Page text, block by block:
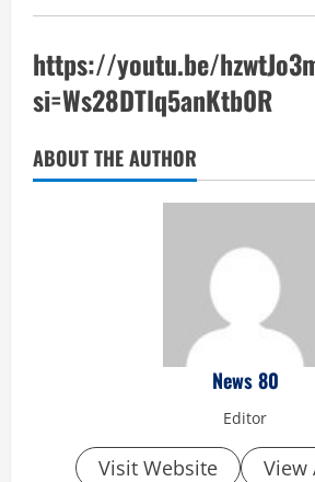
https://youtu.be/
si=Ws28DTIq5anKtb0R
ABOUT THE AUTHOR
News 80
Editor
Visit Website View